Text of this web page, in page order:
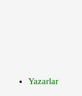
Yazarlar